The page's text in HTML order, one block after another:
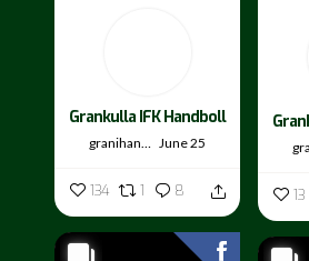
Grankulla IFK Handboll
granihandis June 25
134 1 8 13